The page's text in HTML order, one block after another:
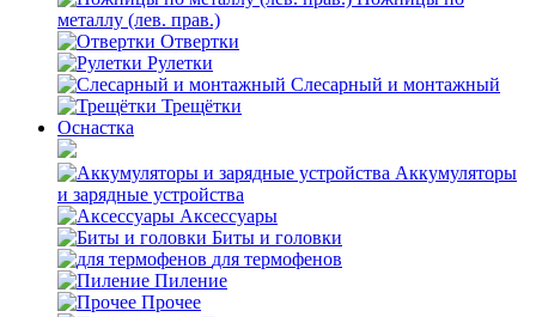
металлу (лев. прав.)
Отвертки
Рулетки
Слесарный и монтажный
Трещётки
Оснастка
Аккумуляторы
и зарядные устройства
Аксессуары
Биты и головки
для термофенов
Пиление
Прочее